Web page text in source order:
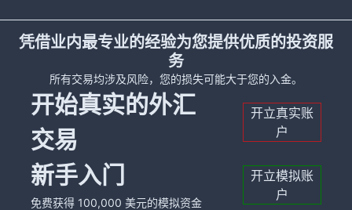
凭借业内最专业的经验为您提供优质的投资服
务
所有交易均涉及风险，您的损失可能大于您的入金。
开始真实的外汇
交易
开立真实账
户
新手入门
免费获得 100,000 美元的模拟资金
开立模拟账
户